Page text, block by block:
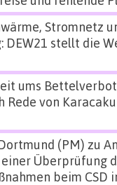
Stromnetz
DEW21 stellt die
ums
Rede von
(PM) zu
Überprüfung
beim CSD